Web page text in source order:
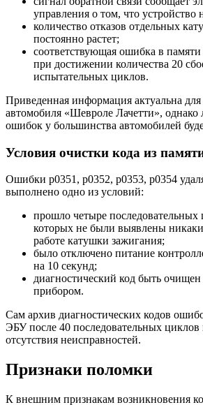
управления о том, что устройство
количество отказов отдельных
постоянно растет;
соответствующая ошибка в
при достижении количества 20
испытательных циклов.
Приведенная информация актуальна
автомобиля «Шевроле Лачетти»,
ошибок у большинства автомобилей
Условия очистки кода из
Ошибки р0351, р0352, р0353, р0354
выполнено одно из условий:
прошло четыре последовательных
которых не были выявлены
работе катушки зажигания;
было отключено питание
на 10 секунд;
диагностический код быть
прибором.
Сам архив диагностических кодов
ЭБУ после 40 последовательных циклов
отсутствия неисправностей.
Признаки поломки
К внешним признакам возникновения